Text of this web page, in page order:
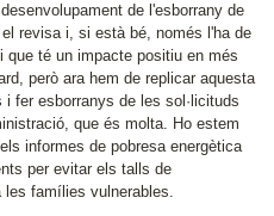
de l'esborrany de
revisa i, si està bé, només l'ha de
té un impacte positiu en més
però ara hem de replicar aquesta
fer esborranys de les sol·licituds
que és molta. Ho estem
informes de pobresa energètica
per evitar els talls de
les famílies vulnerables.